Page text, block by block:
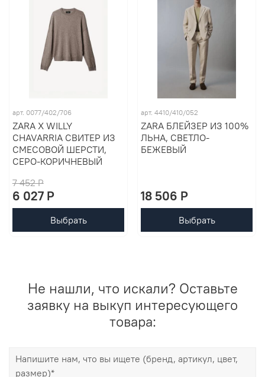
арт. 0077/402/706
ZARA X WILLY
CHAVARRIA СВИТЕР ИЗ
СМЕСОВОЙ ШЕРСТИ,
СЕРО-КОРИЧНЕВЫЙ
7 452 P
6 027 P
Выбрать
арт. 4410/410/052
ZARA БЛЕЙЗЕР ИЗ 100%
ЛЬНА, СВЕТЛО-
БЕЖЕВЫЙ
18 506 P
Выбрать
Не нашли, что искали? Оставьте
заявку на выкуп интересующего
товара: